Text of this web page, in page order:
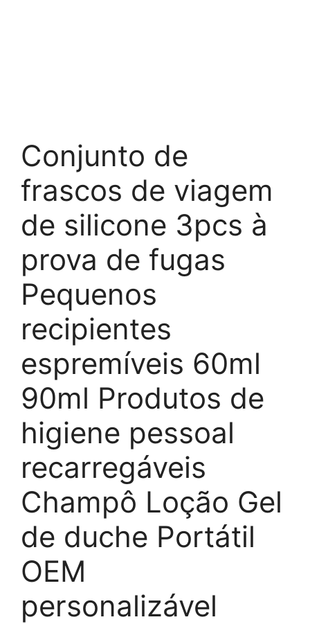
Conjunto de
frascos de viagem
de silicone 3pcs à
prova de fugas
Pequenos
recipientes
espremíveis 60ml
90ml Produtos de
higiene pessoal
recarregáveis
Champô Loção Gel
de duche Portátil
OEM
personalizável